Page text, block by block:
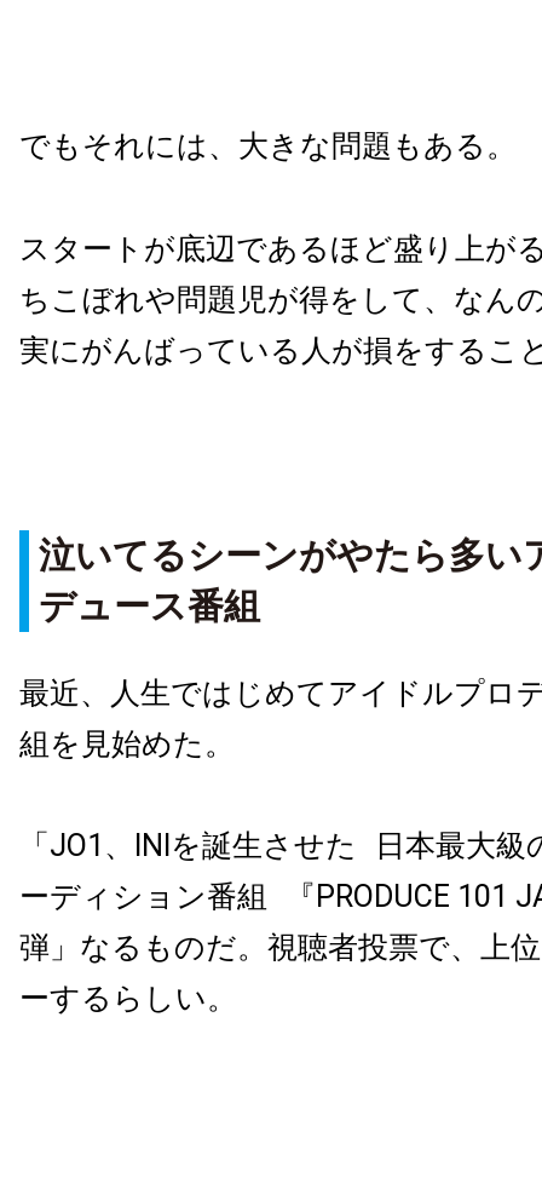
でもそれには、大きな問題もある。
スタートが底辺であるほど盛り上が
ちこぼれや問題児が得をして、なん
実にがんばっている人が損をするこ
泣いてるシーンがやたら多い
デュース番組
最近、人生ではじめてアイドルプロ
組を見始めた。
「JO1、INIを誕生させた 日本最大
ーディション番組 『PRODUCE 101
弾」なるものだ。視聴者投票で、上
ーするらしい。